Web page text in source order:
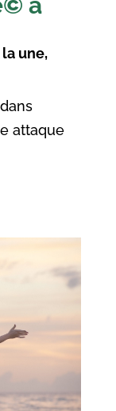
la une,
attaque